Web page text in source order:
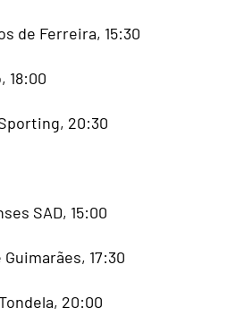
de Ferreira, 15:30
18:00
20:30
SAD, 15:00
17:30
20:00